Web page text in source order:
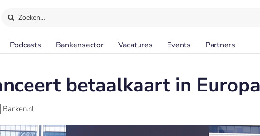
Zoeken…
Podcasts Bankensector Vacatures Events Partners
betaalkaart in Europa
Banken.nl